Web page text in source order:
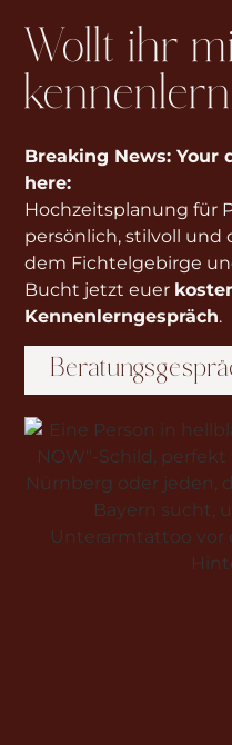
Wollt ihr
Breaking News:
here:
Hochzeitsplanung für
persönlich, stilvoll und
dem Fichtelgebirge
Bucht jetzt euer
Kennenlerngespräch.